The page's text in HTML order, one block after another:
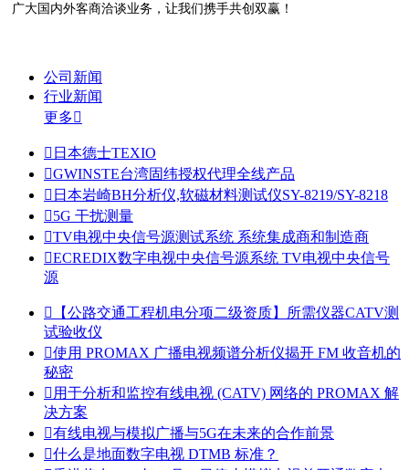
广大国内外客商洽谈业务，让我们携手共创双赢！
公司新闻
行业新闻
更多
 日本德士TEXIO
GWINSTE台湾固纬授权代理全线产品
 日本岩崎BH分析仪,软磁材料测试仪SY-8219/SY-8218
5G 干扰测量
TV电视中央信号源测试系统 系统集成商和制造商
ECREDIX数字电视中央信号源系统 TV电视中央信号
源

【公路交通工程机电分项二级资质】所需仪器CATV测
试验收仪
使用 PROMAX 广播电视频谱分析仪揭开 FM 收音机的
秘密
 用于分析和监控有线电视 (CATV) 网络的 PROMAX 解
决方案
有线电视与模拟广播与5G在未来的合作前景
什么是地面数字电视 DTMB 标准？